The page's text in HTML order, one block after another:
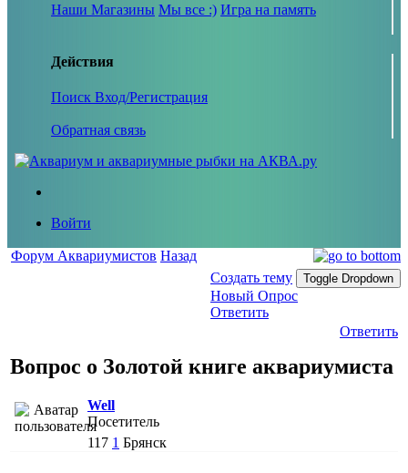
Наши Магазины Мы все :) Игра на память
Действия
Поиск Вход/Регистрация
Обратная связь
Войти
Форум Аквариумистов Назад
Создать тему
Toggle Dropdown
Новый Опрос
Ответить
Ответить
Вопрос о Золотой книге аквариумиста
Well
Посетитель
117 1 Брянск